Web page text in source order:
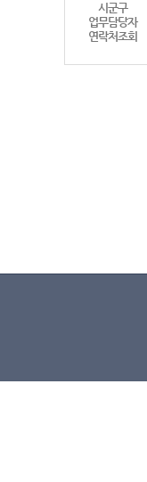
시군구
업무담당자
연락처조회